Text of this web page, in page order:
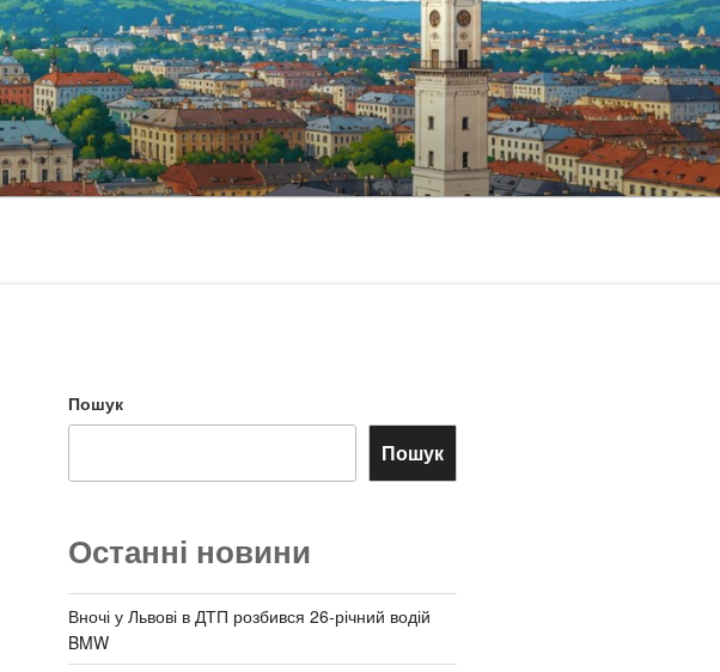
Пошук
Пошук
Останні новини
Вночі у Львові в ДТП розбився 26-річний водій
BMW